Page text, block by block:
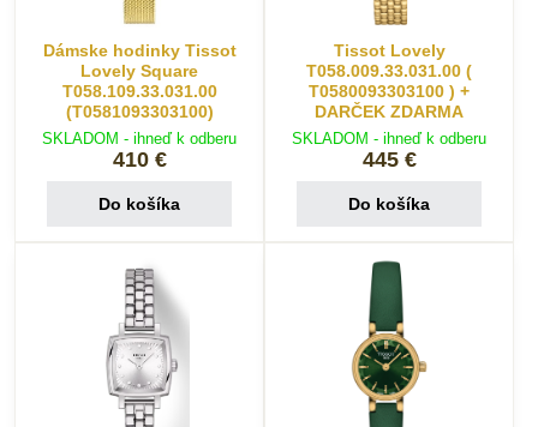
Dámske hodinky Tissot
Lovely Square
T058.109.33.031.00
(T0581093303100)
SKLADOM - ihneď k odberu
410 €
Do košíka
Tissot Lovely
T058.009.33.031.00 (
T0580093303100 ) +
DARČEK ZDARMA
SKLADOM - ihneď k odberu
445 €
Do košíka